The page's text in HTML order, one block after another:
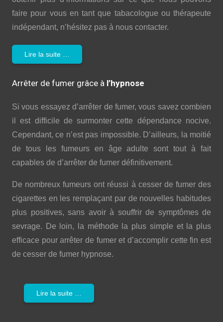
faire pour vous en tant que tabacologue ou thérapeute
indépendant, n’hésitez pas à nous contacter.
Lire la suite …
Arrêter de fumer grâce à l’hypnose
Si vous essayez d’arrêter de fumer, vous savez combien
il est difficile de surmonter cette dépendance nocive.
Cependant, ce n’est pas impossible. D’ailleurs, la moitié
de tous les fumeurs en âge adulte sont tout à fait
capables de d’arrêter de fumer définitivement.
De nombreux fumeurs ont réussi à cesser de fumer des
cigarettes en les remplaçant par de nouvelles habitudes
plus positives, sans avoir à souffrir de symptômes de
sevrage. De loin, la méthode la plus simple et la plus
efficace pour arrêter de fumer et d’accomplir cette fin est
de cesser de fumer hypnose.
Lire la suite …